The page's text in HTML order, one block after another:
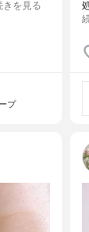
きを見る
プ